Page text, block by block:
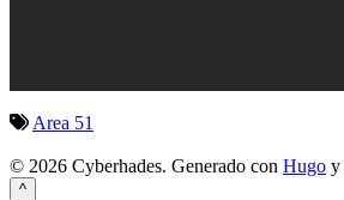
Area 51
© 2026 Cyberhades. Generado con Hugo y
^